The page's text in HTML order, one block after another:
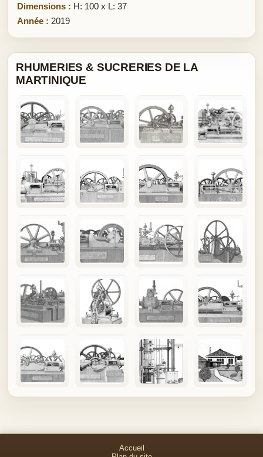
Dimensions : H: 100 x L: 37
Année : 2019
RHUMERIES & SUCRERIES DE LA
MARTINIQUE
Accueil